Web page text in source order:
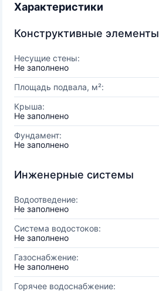
Характеристики
Конструктивные элементы
Несущие стены:
Не заполнено
Площадь подвала, м²:
Крыша:
Не заполнено
Фундамент:
Не заполнено
Инженерные системы
Водоотведение:
Не заполнено
Система водостоков:
Не заполнено
Газоснабжение:
Не заполнено
Горячее водоснабжение: